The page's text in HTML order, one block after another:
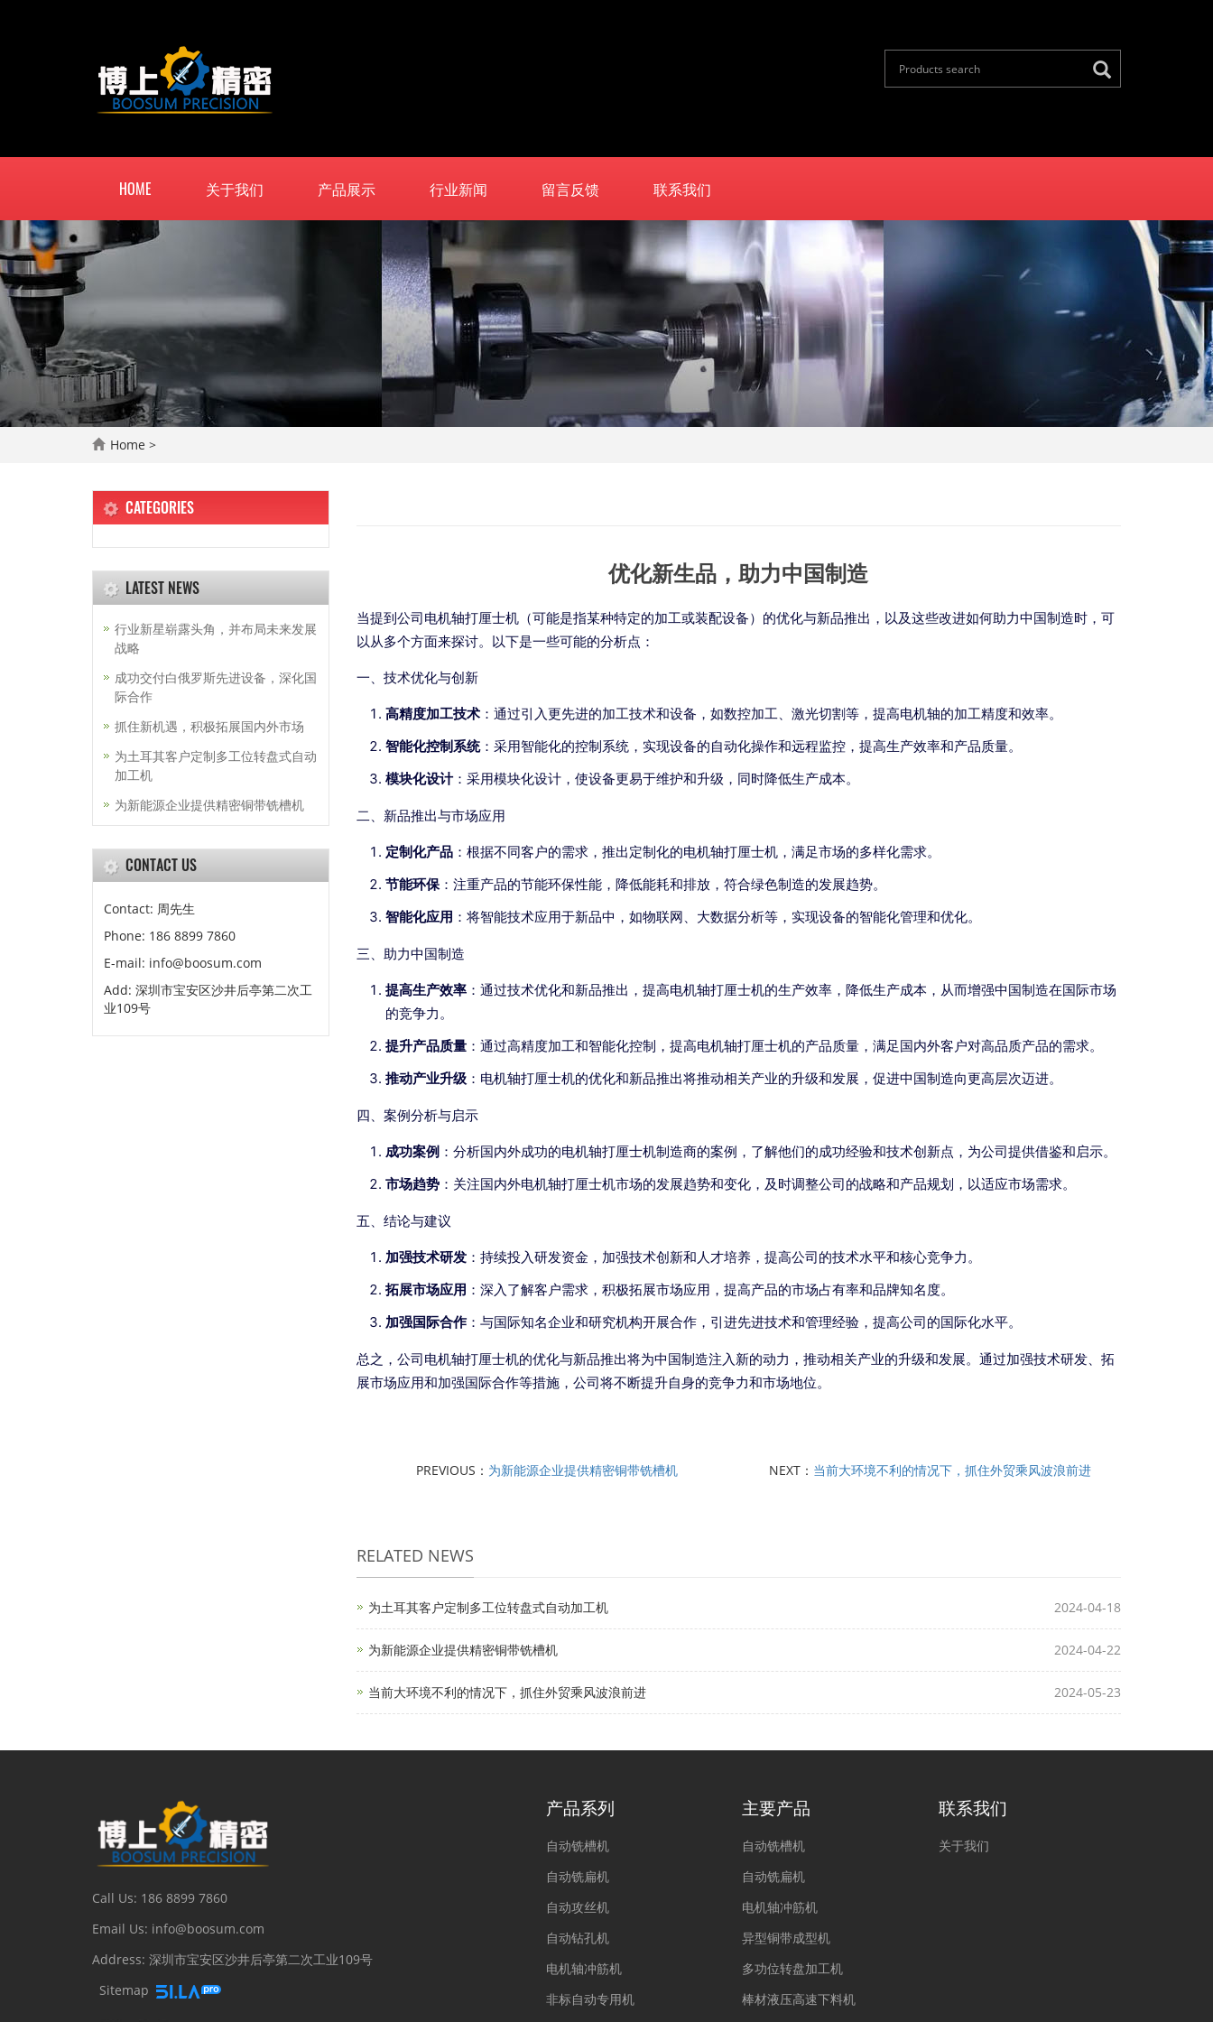
HOME 关于我们 产品展示 行业新闻 留言反馈 联系我们
Home >
优化新生品，助力中国制造
当提到公司电机轴打厘士机（可能是指某种特定的加工或装配设备）的优化与新品推出，以及这些改进如何助力中国制造时，可
以从多个方面来探讨。以下是一些可能的分析点：
一、技术优化与创新
高精度加工技术：通过引入更先进的加工技术和设备，如数控加工、激光切割等，提高电机轴的加工精度和效率。
智能化控制系统：采用智能化的控制系统，实现设备的自动化操作和远程监控，提高生产效率和产品质量。
模块化设计：采用模块化设计，使设备更易于维护和升级，同时降低生产成本。
二、新品推出与市场应用
定制化产品：根据不同客户的需求，推出定制化的电机轴打厘士机，满足市场的多样化需求。
节能环保：注重产品的节能环保性能，降低能耗和排放，符合绿色制造的发展趋势。
智能化应用 ：将智能技术应用于新品中，如物联网、大数据分析等，实现设备的智能化管理和优化。
三、助力中国制造
提高生产效率：通过技术优化和新品推出，提高电机轴打厘士机的生产效率，降低生产成本，从而增强中国制造在国际市场
的竞争力。
提升产品质量：通过高精度加工和智能化控制，提高电机轴打厘士机的产品质量，满足国内外客户对高品质产品的需求。
推动产业升级：电机轴打厘士机的优化和新品推出将推动相关产业的升级和发展，促进中国制造向更高层次迈进。
四、案例分析与启示
成功案例：分析国内外成功的电机轴打厘士机制造商的案例，了解他们的成功经验和技术创新点，为公司提供借鉴和启示。
市场趋势：关注国内外电机轴打厘士机市场的发展趋势和变化，及时调整公司的战略和产品规划，以适应市场需求。
五、结论与建议
加强技术研发：持续投入研发资金，加强技术创新和人才培养，提高公司的技术水平和核心竞争力。
拓展市场应用 ：深入了解客户需求，积极拓展市场应用，提高产品的市场占有率和品牌知名度。
加强国际合作：与国际知名企业和研究机构开展合作，引进先进技术和管理经验，提高公司的国际化水平。
总之，公司电机轴打厘士机的优化与新品推出将为中国制造注入新的动力，推动相关产业的升级和发展。通过加强技术研发、拓
展市场应用和加强国际合作等措施，公司将不断提升自身的竞争力和市场地位。
PREVIOUS： 为新能源企业提供精密铜带铣槽机 NEXT： 当前大环境不利的情况下，抓住外贸乘风波浪前进
RELATED NEWS
为土耳其客户定制多工位转盘式自动加工机 2024-04-18
为新能源企业提供精密铜带铣槽机 2024-04-22
当前大环境不利的情况下，抓住外贸乘风波浪前进 2024-05-23
CATEGORIES
LATEST NEWS
行业新星崭露头角，并布局未来发展
战略
成功交付白俄罗斯先进设备，深化国
际合作
抓住新机遇，积极拓展国内外市场
为土耳其客户定制多工位转盘式自动
加工机
为新能源企业提供精密铜带铣槽机
CONTACT US
Contact: 周先生
Phone: 186 8899 7860
E-mail: info@boosum.com
Add: 深圳市宝安区沙井后亭第二次工
业109号
Call Us: 186 8899 7860
Email Us: info@boosum.com
Address: 深圳市宝安区沙井后亭第二次工业109号
Sitemap
产品系列
自动铣槽机
自动铣扁机
自动攻丝机
自动钻孔机
电机轴冲筋机
非标自动专用机
主要产品
自动铣槽机
自动铣扁机
电机轴冲筋机
异型铜带成型机
多功位转盘加工机
棒材液压高速下料机
联系我们
关于我们